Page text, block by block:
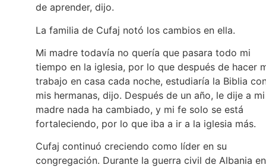
de aprender, dijo.
La familia de Cufaj notó los cambios en ella.
Mi madre todavía no quería que pasara todo mi
tiempo en la iglesia, por lo que después de hacer
trabajo en casa cada noche, estudiaría la Biblia
mis hermanas, dijo. Después de un año, le dije a mi
madre nada ha cambiado, y mi fe solo se está
fortaleciendo, por lo que iba a ir a la iglesia más.
Cufaj continuó creciendo como líder en su
congregación. Durante la guerra civil de Albania en